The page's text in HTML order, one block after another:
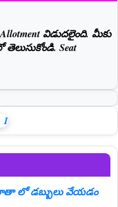
Allotment విడుదలైంది. మీకు
Seat
లో డబ్బులు వేయడం